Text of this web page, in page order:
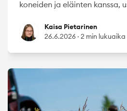
koneiden ja eläinten kanssa,
Kaisa Pietarinen
Kaisa Pietarinen
26.6.2026 · 2 min lukuaika